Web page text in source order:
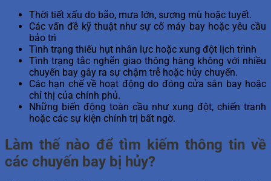
Thời tiết xấu do bão, mưa lớn, sương mù hoặc tuyết.
Các vấn đề kỹ thuật như sự cố máy bay hoặc yêu cầu
bảo trì
Tình trạng thiếu hụt nhân lực hoặc xung đột lịch trình
Tình trạng tắc nghẽn giao thông hàng không với nhiều
chuyến bay gây ra sự chậm trễ hoặc hủy chuyến.
Các hạn chế về hoạt động do đóng cửa sân bay hoặc
chỉ thị của chính phủ.
Những biến động toàn cầu như xung đột, chiến tranh
hoặc các sự kiện chính trị bất ngờ.
Làm thế nào để tìm kiếm thông tin về
các chuyến bay bị hủy?